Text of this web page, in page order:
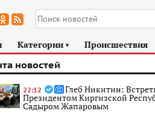
Категории ► Происшествия
новостей
22:12 Глеб Никитин:
Президентом Киргизской
Садыром Жапаровым